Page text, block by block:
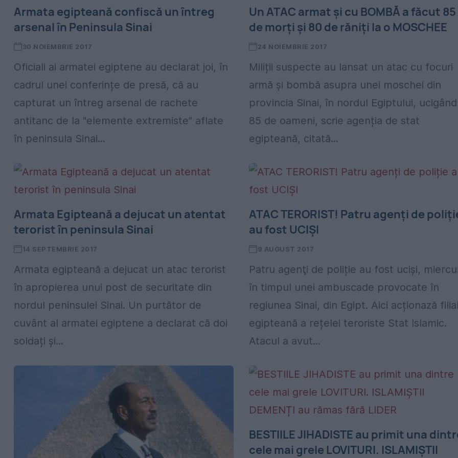
Armata egipteană confiscă un întreg
arsenal în Peninsula Sinai
30 NOIEMBRIE 2017
Oficiali ai armatei egiptene au declarat joi, în
cadrul unei conferințe de presă, că au
capturat un întreg arsenal de rachete
antitanc de la "elemente extremiste" aflate
în peninsula Sinai...
Un ATAC armat și cu BOMBĂ a făcut 85
de morți și 80 de răniți la o MOSCHEE
24 NOIEMBRIE 2017
Miliții suspecte au lansat un atac cu focuri
armă și bombă asupra unei moschei din
provincia Sinai, în nordul Egiptului, ucigând
85 de oameni, scrie agenția de stat
egipteană, citată...
Armata Egipteană a dejucat un atentat
terorist în peninsula Sinai
14 SEPTEMBRIE 2017
Armata egipteană a dejucat un atac terorist
în apropierea unui post de securitate din
nordul peninsulei Sinai. Un purtător de
cuvânt al armatei egiptene a declarat că doi
soldați și...
ATAC TERORIST! Patru agenți de
au fost UCIȘI
9 AUGUST 2017
Patru agenţi de poliție au fost uciși,
în timpul unei ambuscade provocate în
regiunea Sinai, din Egipt. Aici acționază
egipteană a rețelei teroriste Stat Islamic.
Atacul a avut...
BESTIILE JIHADISTE au primit una
cele mai grele LOVITURI. ISLAMIȘTII